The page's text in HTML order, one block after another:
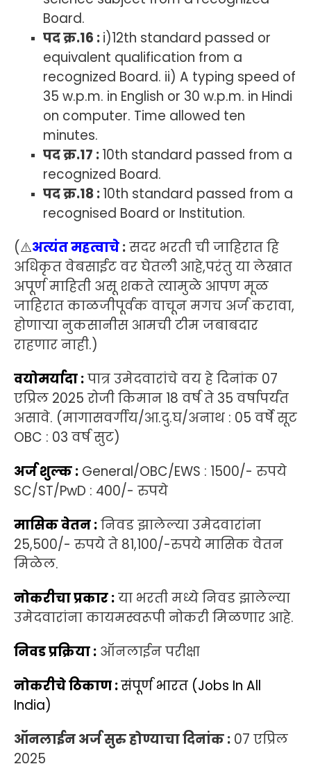
Board.
पद क्र.16 :i)12th standard passed or
equivalent qualification from a
recognized Board. ii) A typing speed of
35 w.p.m. in English or 30 w.p.m. in Hindi
on computer. Time allowed ten
minutes.
पद क्र.17 :10th standard passed from a
recognized Board.
पद क्र.18 :10th standard passed from a
recognised Board or Institution.
(⚠️अत्यंत महत्वाचे:सदर भरती ची जाहिरात हि
अधिकृत वेबसाईट वर घेतली आहे,परंतु या लेखात
अपूर्ण माहिती असू शकते त्यामुळे आपण मूळ
जाहिरात काळजीपूर्वक वाचून मगच अर्ज करावा,
होणाऱ्या नुकसानीस आमची टीम जबाबदार
राहणार नाही.)
वयोमर्यादा :पात्र उमेदवारांचे वय हे दिनांक 07
एप्रिल 2025 रोजी किमान 18 वर्ष ते 35 वर्षापर्यंत
असावे. (मागासवर्गीय/आ.दु.घ/अनाथ : 05 वर्षे सूट
OBC : 03 वर्ष सुट)
अर्ज शुल्क : General/OBC/EWS : 1500/- रुपये
SC/ST/PwD : 400/- रुपये
मासिक वेतन :निवड झालेल्या उमेदवारांना
25,500/- रुपये ते 81,100/-रुपये मासिक वेतन
मिळेल.
नोकरीचा प्रकार :या भरती मध्ये निवड झालेल्या
उमेदवारांना कायमस्वरूपी नोकरी मिळणार आहे.
निवड प्रक्रिया : ऑनलाईन परीक्षा
नोकरीचे ठिकाण :संपूर्ण भारत (Jobs In All
India)
ऑनलाईन अर्ज सुरु होण्याचा दिनांक : 07 एप्रिल
2025